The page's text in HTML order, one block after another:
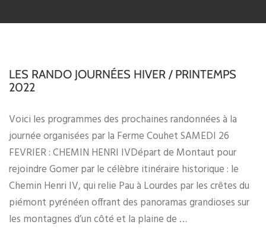
LES RANDO JOURNÉES HIVER / PRINTEMPS
2022
Voici les programmes des prochaines randonnées à la
journée organisées par la Ferme Couhet SAMEDI 26
FEVRIER : CHEMIN HENRI IVDépart de Montaut pour
rejoindre Gomer par le célèbre itinéraire historique : le
Chemin Henri IV, qui relie Pau à Lourdes par les crêtes du
piémont pyrénéen offrant des panoramas grandioses sur
les montagnes d’un côté et la plaine de …